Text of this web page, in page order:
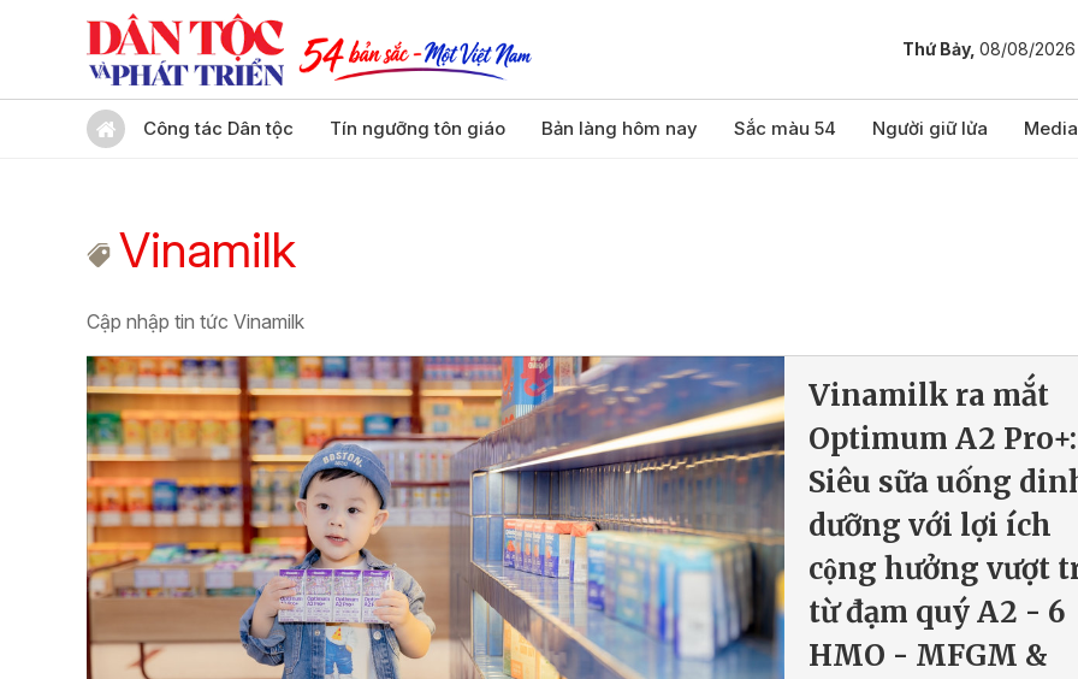
Thứ Bảy, 08/08/2026
Công tác Dân tộc Tín ngưỡng tôn giáo Bản làng hôm nay Sắc màu 54 Người giữ lửa Media
Vinamilk
Cập nhập tin tức Vinamilk
Vinamilk ra mắt
Optimum A2 Pro+:
Siêu sữa uống
dưỡng với lợi ích
cộng hưởng vượt
từ đạm quý A2 - 6
HMO - MFGM &